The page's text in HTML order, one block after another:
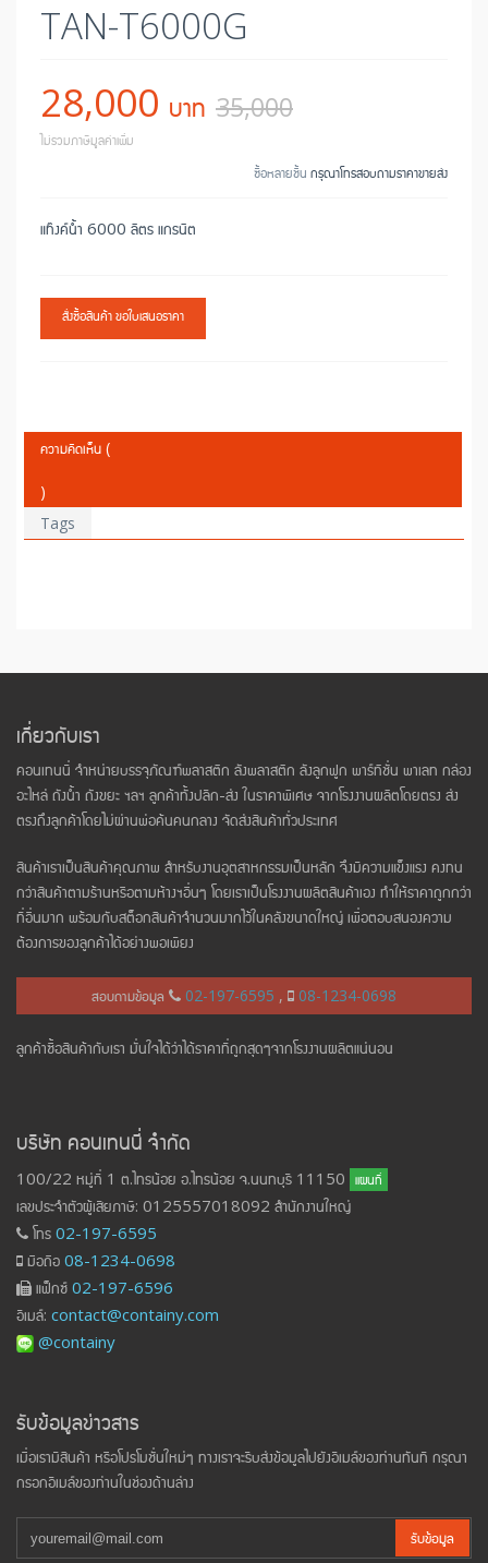
TAN-T6000G
28,000 บาท 35,000
ไม่รวมภาษีมูลค่าเพิ่ม
ซื้อหลายชิ้น กรุณาโทรสอบถามราคาขายส่ง
แท๊งค์น้ำ 6000 ลิตร แกรนิต
สั่งซื้อสินค้า ขอใบเสนอราคา
ความคิดเห็น (
)
Tags
เกี่ยวกับเรา
คอนเทนนี่ จำหน่ายบรรจุภัณฑ์พลาสติก ลังพลาสติก ลังลูกฟูก พาร์ทิชั่น พาเลท กล่อง
อะไหล่ ถังน้ำ ถังขยะ ฯลฯ ลูกค้าทั้งปลีก-ส่ง ในราคาพิเศษ จากโรงงานผลิตโดยตรง ส่ง
ตรงถึงลูกค้าโดยไม่ผ่านพ่อค้นคนกลาง จัดส่งสินค้าทั่วประเทศ
สินค้าเราเป็นสินค้าคุณภาพ สำหรับงานอุตสาหกรรมเป็นหลัก จึงมีความแข็งแรง คงทน
กว่าสินค้าตามร้านหรือตามห้างฯอื่นๆ โดยเราเป็นโรงงานผลิตสินค้าเอง ทำให้ราคาถูกกว่า
ที่อื่นมาก พร้อมกับสต็อกสินค้าจำนวนมากไว้ในคลังขนาดใหญ่ เพื่อตอบสนองความ
ต้องการของลูกค้าได้อย่างพอเพียง
สอบถามข้อมูล 02-197-6595 , 08-1234-0698
ลูกค้าซื้อสินค้ากับเรา มั่นใจได้ว่าได้ราคาที่ถูกสุดๆจากโรงงานผลิตแน่นอน
บริษัท คอนเทนนี่ จำกัด
100/22 หมู่ที่ 1 ต.ไทรน้อย อ.ไทรน้อย จ.นนทบุรี 11150 แผนที่
เลขประจำตัวผู้เสียภาษี: 0125557018092 สำนักงานใหญ่
โทร 02-197-6595
มือถือ 08-1234-0698
แฟ็กซ์ 02-197-6596
อีเมล์: contact@containy.com
@containy
รับข้อมูลข่าวสาร
เมื่อเรามีสินค้า หรือโปรโมชั่นใหม่ๆ ทางเราจะรีบส่งข้อมูลไปยังอีเมล์ของท่านทันที กรุณา
กรอกอีเมล์ของท่านในช่องด้านล่าง
รับข้อมูล